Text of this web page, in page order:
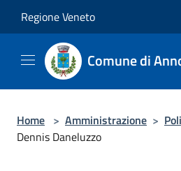
Regione Veneto
Comune di
Home > Amministrazione >
Dennis Daneluzzo